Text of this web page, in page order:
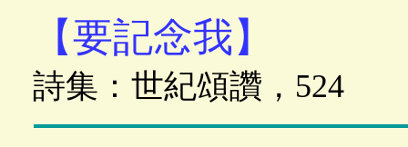
【要記念我】
詩集：世紀頌讚，524